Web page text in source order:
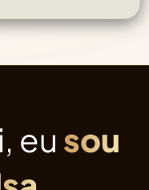
eu sou